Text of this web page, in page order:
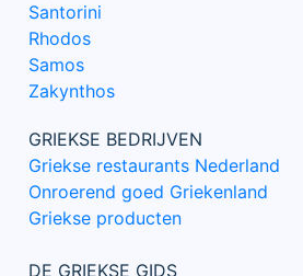
Santorini
Rhodos
Samos
Zakynthos
GRIEKSE BEDRIJVEN
Griekse restaurants Nederland
Onroerend goed Griekenland
Griekse producten
DE GRIEKSE GIDS